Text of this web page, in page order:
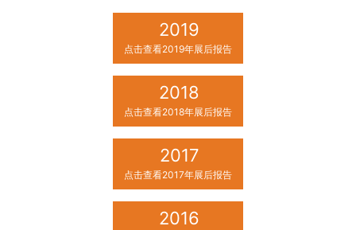
2019
点击查看2019年展后报告
2018
点击查看2018年展后报告
2017
点击查看2017年展后报告
2016